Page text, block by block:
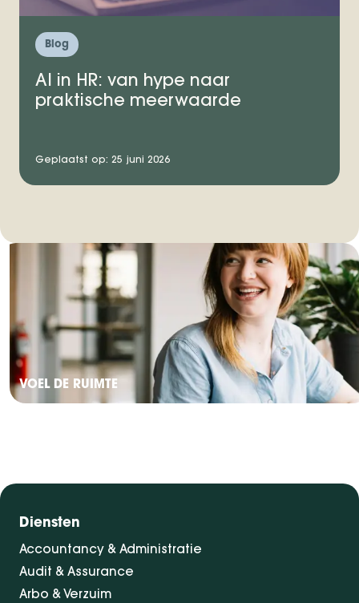
Blog
AI in HR: van hype naar
praktische meerwaarde
Geplaatst op: 25 juni 2026
VOEL DE RUIMTE
Diensten
Accountancy & Administratie
Audit & Assurance
Arbo & Verzuim